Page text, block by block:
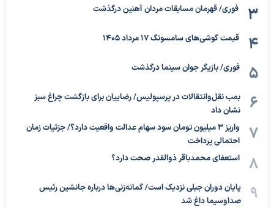
فوری/ قهرمان مسابقات مردان آهنین درگذشت
قیمت گوشی‌های سامسونگ 17 مرداد 1405
فوری/ بازیگر جوان سینما درگذشت
بمب نقل‌وانتقالات در پرسپولیس/ رضاییان برای بازگشت چراغ سبز
نشان داد
واریز ۳ میلیون تومان سود سهام عدالت واقعیت دارد؟/ جزئیات زمان
احتمالی پرداخت
استعفای محمدباقر ذوالقدر صحت دارد؟
پایان دوران جبلی نزدیک است/ گمانه‌زنی‌ها درباره جانشین رئیس
صداوسیما داغ شد